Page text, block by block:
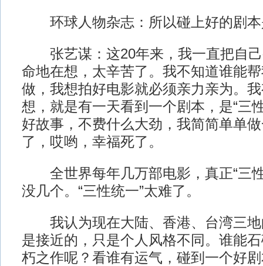
环球人物杂志：所以碰上好的剧本
张艺谋：这20年来，我一直把自己
命地在想，太辛苦了。我不知道谁能
做，我想拍好电影就必须亲力亲为。
想，就是有一天看到一个剧本，是“三
好故事，不费什么大劲，我简简单单
了，哎哟，幸福死了。
全世界每年几万部电影，真正“三
没几个。“三性统一”太难了。
我认为现在大陆、香港、台湾三地
是接近的，只是个人风格不同。谁能
朽之作呢？看谁有运气，碰到一个好